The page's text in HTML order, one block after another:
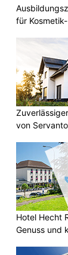
für
von
Hotel Hecht
Genuss und